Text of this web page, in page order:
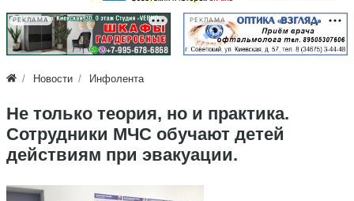
РЕКЛАМА РЕКЛАМА
Новости Инфолента
Не только теория, но и практика.
Сотрудники МЧС обучают детей
действиям при эвакуации.